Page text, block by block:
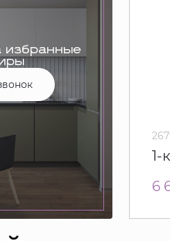
избранные
1-
6